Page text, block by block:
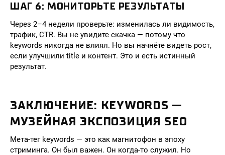
ШАГ 6: МОНИТОРЬТЕ РЕЗУЛЬТАТЫ
Через 2–4 недели проверьте: изменилась ли видимость,
трафик, CTR. Вы не увидите скачка — потому что
keywords никогда не влиял. Но вы начнёте видеть рост,
если улучшили title и контент. Это и есть истинный
результат.
ЗАКЛЮЧЕНИЕ: KEYWORDS —
МУЗЕЙНАЯ ЭКСПОЗИЦИЯ SEO
Мета-тег keywords — это как магнитофон в эпоху
стриминга. Он был важен. Он когда-то служил. Но